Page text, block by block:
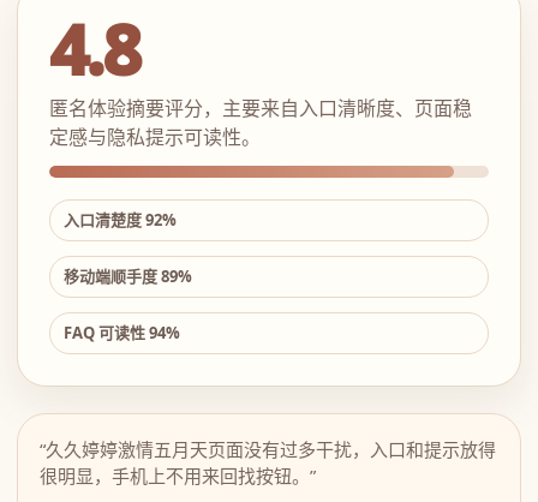
4.8
匿名体验摘要评分，主要来自入口清晰度、页面稳
定感与隐私提示可读性。
入口清楚度 92%
移动端顺手度 89%
FAQ 可读性 94%
“久久婷婷激情五月天页面没有过多干扰，入口和提示放得
很明显，手机上不用来回找按钮。”